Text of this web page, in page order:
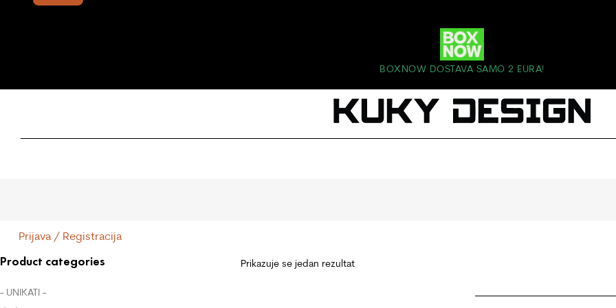
BOXNOW DOSTAVA SAMO 2 EURA!
Prijava / Registracija
Prikazuje se jedan rezultat
Product categories
- UNIKATI -